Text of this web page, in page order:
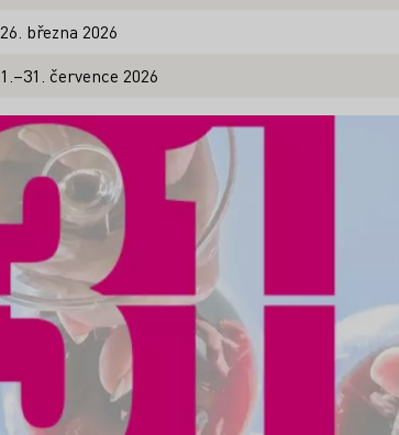
26. března 2026
1.–31. července 2026